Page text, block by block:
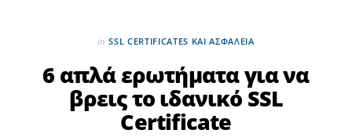
in SSL CERTIFICATES ΚΑΙ ΑΣΦΆΛΕΙΑ
6 απλά ερωτήματα για να
βρεις το ιδανικό SSL
Certificate